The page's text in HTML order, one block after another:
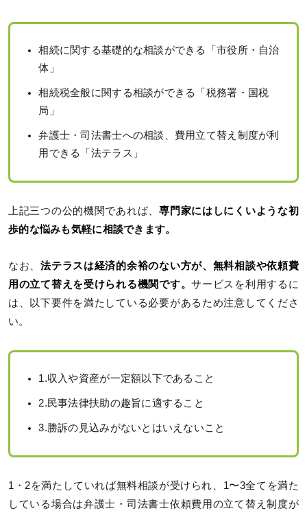
相続に関する基礎的な相談ができる「市役所・自治
体」
相続税全般に関する相談ができる「税務署・国税
局」
弁護士・司法書士への相談、費用立て替え制度が利
用できる「法テラス」
上記三つの公的機関であれば、専門家にはしにくいような初
歩的な悩みも気軽に相談できます。
なお、法テラスは経済的余裕のない方が、無料相談や依頼費
用の立て替えを受けられる機関です。サービスを利用するに
は、以下要件を満たしている必要があるため注意してくださ
い。
1.収入や資産が一定額以下であること
2.民事法律扶助の趣旨に適すること
3.勝訴の見込みがないとはいえないこと
1・2を満たしていれば無料相談が受けられ、1〜3全てを満た
している場合は弁護士・司法書士依頼費用の立て替え制度が